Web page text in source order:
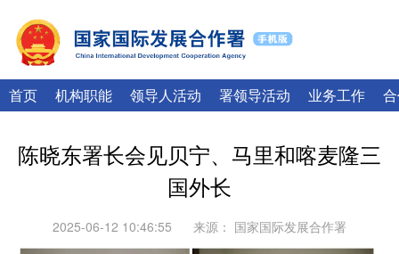
首页 机构职能 领导人活动 署领导活动 业务工作
陈晓东署长会见贝宁、马里和喀麦隆三
国外长
2025-06-12 10:46:55 来源： 国家国际发展合作署